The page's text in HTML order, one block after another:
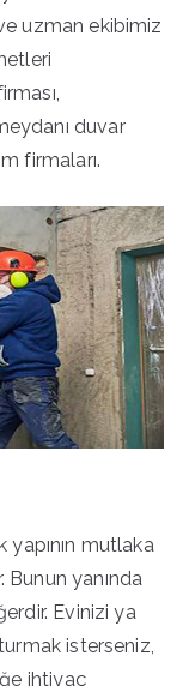
uzman ekibimiz
duvar
firmaları.
yapının mutlaka
yanında
Evinizi ya
isterseniz,
ihtiyaç